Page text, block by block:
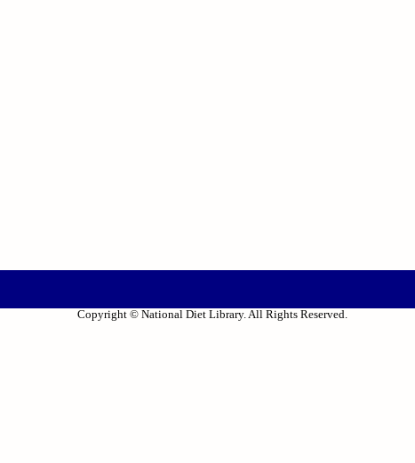
Copyright © National Diet Library. All Rights Reserved.